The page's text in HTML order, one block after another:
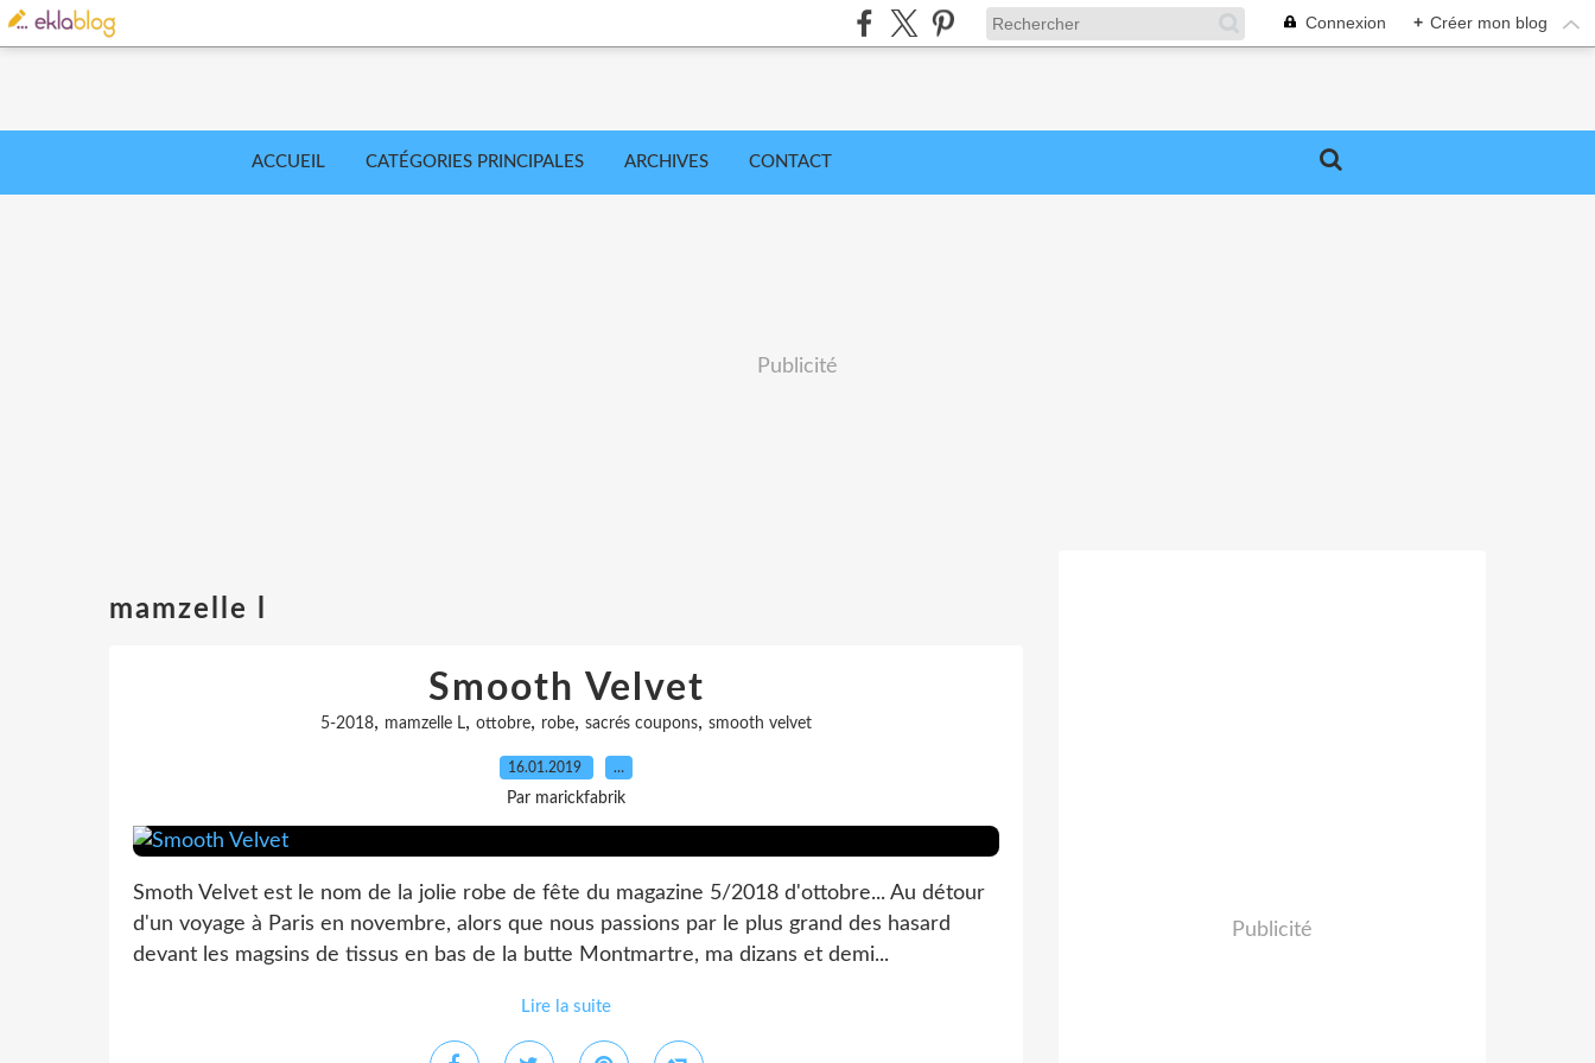
Connexion + Créer mon blog
ACCUEIL CATÉGORIES PRINCIPALES ARCHIVES CONTACT
Publicité
mamzelle l
Smooth Velvet
5-2018, mamzelle L, ottobre, robe, sacrés coupons, smooth velvet
16.01.2019 …
Par marickfabrik
Smoth Velvet est le nom de la jolie robe de fête du magazine 5/2018 d'ottobre... Au détour
d'un voyage à Paris en novembre, alors que nous passions par le plus grand des hasard
devant les magsins de tissus en bas de la butte Montmartre, ma dizans et demi...
Lire la suite
Publicité